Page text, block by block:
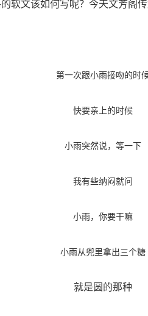
软文该如何写呢？今天文芳阁
第一次跟小雨接吻的时
快要亲上的时候
小雨突然说，等一下
我有些纳闷就问
小雨，你要干嘛
小雨从兜里拿出三个糖
就是圆的那种